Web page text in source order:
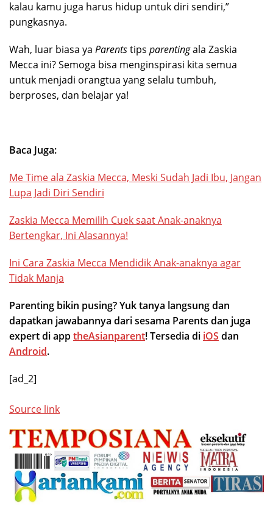
kalau kamu juga harus hidup untuk diri sendiri,”
pungkasnya.
Wah, luar biasa ya Parentstips parentingala Zaskia
Mecca ini? Semoga bisa menginspirasi kita semua
untuk menjadi orangtua yang selalu tumbuh,
berproses, dan belajar ya!
Baca Juga:
Me Time ala Zaskia Mecca, Meski Sudah Jadi Ibu, Jangan
Lupa Jadi Diri Sendiri
Zaskia Mecca Memilih Cuek saat Anak-anaknya
Bertengkar, Ini Alasannya!
Ini Cara Zaskia Mecca Mendidik Anak-anaknya agar
Tidak Manja
Parenting bikin pusing? Yuk tanya langsung dan
dapatkan jawabannya dari sesama Parents dan juga
expert di apptheAsianparent! Tersedia di iOS dan
Android.
[ad_2]
Source link